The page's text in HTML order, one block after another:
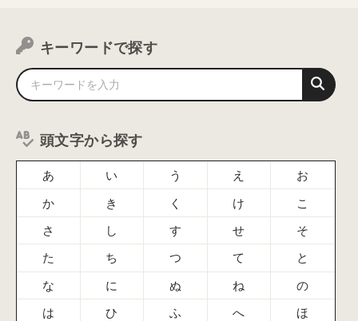
キーワードで探す
頭文字から探す
あ い う え お
か き く け こ
さ し す せ そ
た ち つ て と
な に ぬ ね の
は ひ ふ へ ほ